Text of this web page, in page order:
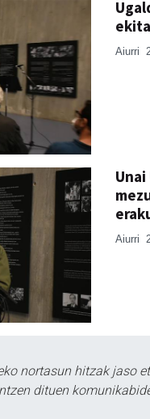
Aiurri
Aiurri
nortasun hitzak jaso
dituen